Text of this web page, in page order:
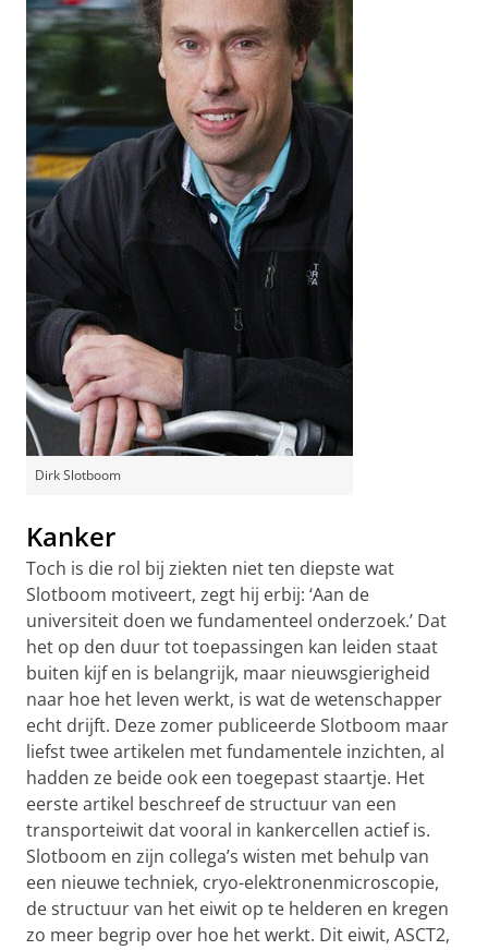
Dirk Slotboom
Kanker
Toch is die rol bij ziekten niet ten diepste wat
Slotboom motiveert, zegt hij erbij: ‘Aan de
universiteit doen we fundamenteel onderzoek.’ Dat
het op den duur tot toepassingen kan leiden staat
buiten kijf en is belangrijk, maar nieuwsgierigheid
naar hoe het leven werkt, is wat de wetenschapper
echt drijft. Deze zomer publiceerde Slotboom maar
liefst twee artikelen met fundamentele inzichten, al
hadden ze beide ook een toegepast staartje. Het
eerste artikel beschreef de structuur van een
transporteiwit dat vooral in kankercellen actief is.
Slotboom en zijn collega’s wisten met behulp van
een nieuwe techniek, cryo-elektronenmicroscopie,
de structuur van het eiwit op te helderen en kregen
zo meer begrip over hoe het werkt. Dit eiwit, ASCT2,